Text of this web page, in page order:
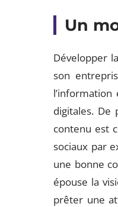
Un
Développer
son
digitales. De
contenu est
sociaux par
une bonne
épouse la
prêter une